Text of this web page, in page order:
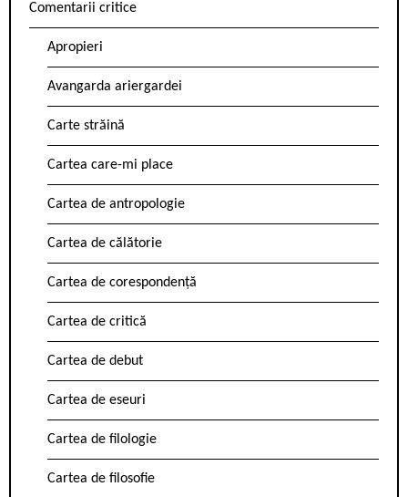
Comentarii critice
Apropieri
Avangarda ariergardei
Carte străină
Cartea care-mi place
Cartea de antropologie
Cartea de călătorie
Cartea de corespondență
Cartea de critică
Cartea de debut
Cartea de eseuri
Cartea de filologie
Cartea de filosofie